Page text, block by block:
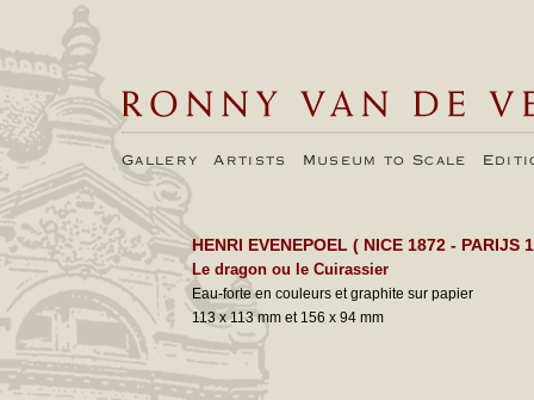
Gallery Artists Museum to Scale
HENRI EVENEPOEL ( NICE 1872 - PARIJS
Le dragon ou le Cuirassier
Eau-forte en couleurs et graphite sur papier
113 x 113 mm et 156 x 94 mm